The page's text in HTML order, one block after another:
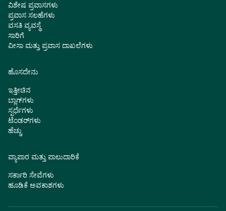
ವಿಶೇಷ ಪ್ರವಾಸಗಳು
ಪ್ರವಾಸ ಸಲಹೆಗಳು
ವಸತಿ ವ್ಯವಸ್ಥೆ
ಸಾರಿಗೆ
ವೀಸಾ ಮತ್ತು ಪ್ರವಾಸ ದಾಖಲೆಗಳು
ಹೊಸದೇನು
ಇತ್ತೀಚಿನ
ಬ್ಲಾಗ್‌ಗಳು
ಸ್ಪರ್ಧೆಗಳು
ಟೆಂಡರ್‌ಗಳು
ಹೆಚ್ಚು
ವ್ಯಾಪಾರ ಮತ್ತು ಪಾಲುದಾರಿಕೆ
ಸರ್ಕಾರಿ ಸೇವೆಗಳು
ಹೂಡಿಕೆ ಅವಕಾಶಗಳು